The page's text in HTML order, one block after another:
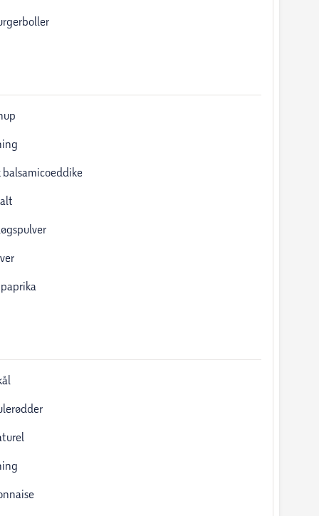
balsamicoeddike